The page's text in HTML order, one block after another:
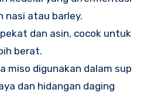
nasi atau barley.
dan asin, cocok untuk
berat.
miso digunakan dalam sup
dan hidangan daging